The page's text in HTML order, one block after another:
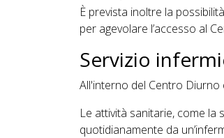
È prevista inoltre la
per agevolare l’accesso al
Servizio
All'interno del Centro
Le attività sanitarie, come la
quotidianamente da